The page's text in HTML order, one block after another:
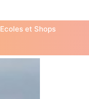
Ecoles et Shops